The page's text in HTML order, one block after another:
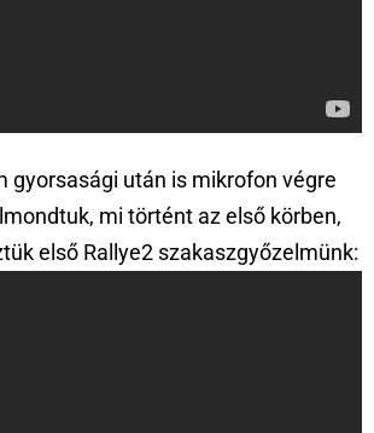
gyorsasági után is mikrofon végre
mi történt az első körben,
első Rallye2 szakaszgyőzelmünk: